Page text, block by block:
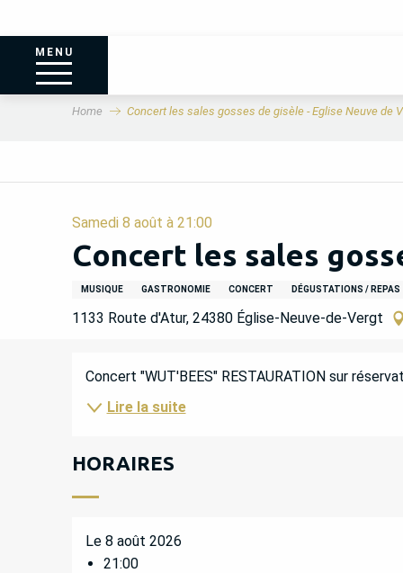
MENU
Home Concert les sales gosses de gisèle - Eglise Neuve de
Samedi 8 août à 21:00
Concert les sales
MUSIQUE GASTRONOMIE CONCERT DÉGUSTATIONS / REPAS
1133 Route d'Atur, 24380 Église-Neuve-de-Vergt
DESCRIPTION
Concert "WUT'BEES" RESTAURATION sur
Lire la suite
HORAIRES
Le 8 août 2026
21:00